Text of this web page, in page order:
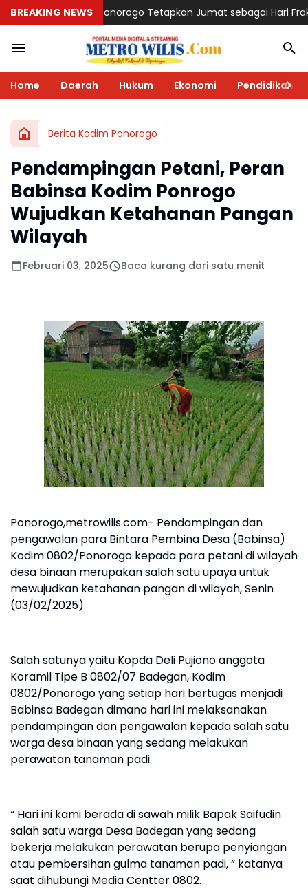
BREAKING NEWS
Tetapkan Jumat sebagai Hari Fraksi, Dwi Agus: Wadah
Home Daerah Hukum Ekonomi Pendidikan
Berita Kodim Ponorogo
Pendampingan Petani, Peran
Babinsa Kodim Ponrogo
Wujudkan Ketahanan Pangan
Wilayah
Februari 03, 2025 Baca kurang dari satu menit
Ponorogo,metrowilis.com- Pendampingan dan
pengawalan para Bintara Pembina Desa (Babinsa)
Kodim 0802/Ponorogo kepada para petani di wilayah
desa binaan merupakan salah satu upaya untuk
mewujudkan ketahanan pangan di wilayah, Senin
(03/02/2025).
Salah satunya yaitu Kopda Deli Pujiono anggota
Koramil Tipe B 0802/07 Badegan, Kodim
0802/Ponorogo yang setiap hari bertugas menjadi
Babinsa Badegan dimana hari ini melaksanakan
pendampingan dan pengawalan kepada salah satu
warga desa binaan yang sedang melakukan
perawatan tanaman padi.
“ Hari ini kami berada di sawah milik Bapak Saifudin
salah satu warga Desa Badegan yang sedang
bekerja melakukan perawatan berupa penyiangan
atau pembersihan gulma tanaman padi, “ katanya
saat dihubungi Media Centter 0802.